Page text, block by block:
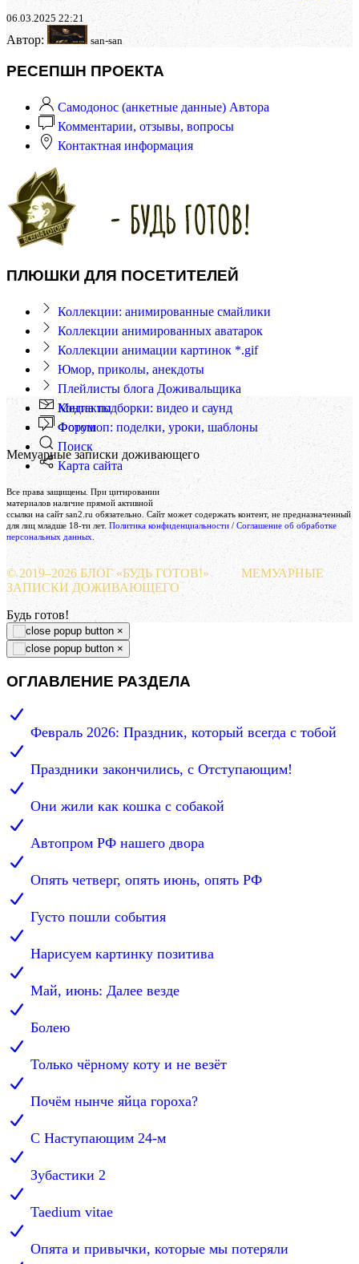
06.03.2025 22:21
Автор: san-san
РЕСЕПШН ПРОЕКТА
Самодонос (анкетные данные) Автора
Комментарии, отзывы, вопросы
Контактная информация
ПЛЮШКИ ДЛЯ ПОСЕТИТЕЛЕЙ
Коллекции: анимированные смайлики
Коллекции анимированных аватарок
Коллекции анимации картинок *.gif
Юмор, приколы, анекдоты
Плейлисты блога Доживальщика
Медиа подборки: видео и саунд
Фотошоп: поделки, уроки, шаблоны
Мемуарные записки доживающего
Контакты
Форум
Поиск
Карта сайта
Все права защищены. При цитировании
материалов наличие прямой активной
ссылки на сайт san2.ru обязательно. Сайт может содержать контент, не предназначенный
для лиц младше 18-ти лет. Политика конфиденциальности / Соглашение об обработке
персональных данных
© 2019–2026 БЛОГ «БУДЬ ГОТОВ!»
МЕМУАРНЫЕ
ЗАПИСКИ ДОЖИВАЮЩЕГО
Будь готов!
×
×
ОГЛАВЛЕНИЕ РАЗДЕЛА
Февраль 2026: Праздник, который всегда с тобой
Праздники закончились, с Отступающим!
Они жили как кошка с собакой
Автопром РФ нашего двора
Опять четверг, опять июнь, опять РФ
Густо пошли события
Нарисуем картинку позитива
Май, июнь: Далее везде
Болею
Только чёрному коту и не везёт
Почём нынче яйца гороха?
С Наступающим 24-м
Зубастики 2
Taedium vitae
Опята и привычки, которые мы потеряли